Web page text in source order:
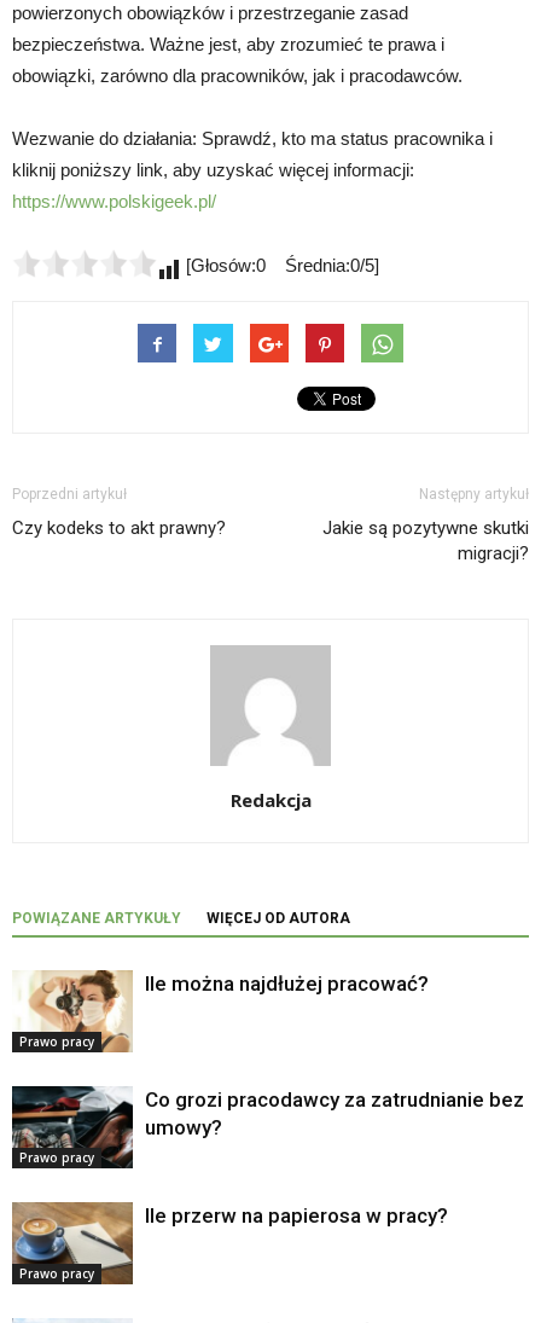
powierzonych obowiązków i przestrzeganie zasad
bezpieczeństwa. Ważne jest, aby zrozumieć te prawa i
obowiązki, zarówno dla pracowników, jak i pracodawców.
Wezwanie do działania: Sprawdź, kto ma status pracownika i
kliknij poniższy link, aby uzyskać więcej informacji:
https://www.polskigeek.pl/
[Głosów:0 Średnia:0/5]
Poprzedni artykuł
Czy kodeks to akt prawny?
Następny artykuł
Jakie są pozytywne skutki
migracji?
Redakcja
POWIĄZANE ARTYKUŁY WIĘCEJ OD AUTORA
Prawo pracy
Ile można najdłużej pracować?
Prawo pracy
Co grozi pracodawcy za zatrudnianie bez
umowy?
Prawo pracy
Ile przerw na papierosa w pracy?